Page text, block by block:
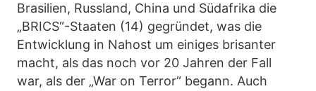
Brasilien, Russland, China und Südafrika die
„BRICS“-Staaten (14) gegründet, was die
Entwicklung in Nahost um einiges brisanter
macht, als das noch vor 20 Jahren der Fall
war, als der „War on Terror“ begann. Auch